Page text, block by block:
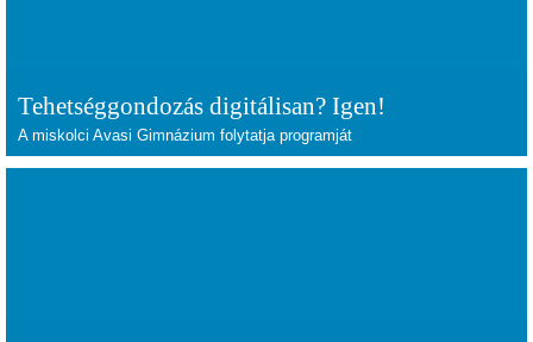
Tehetséggondozás digitálisan? Igen!
A miskolci Avasi Gimnázium folytatja programját